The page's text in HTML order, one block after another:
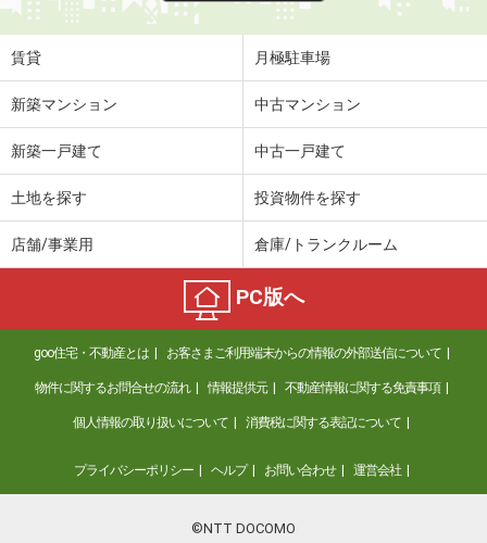
賃貸 月極駐車場
新築マンション 中古マンション
新築一戸建て 中古一戸建て
土地を探す 投資物件を探す
店舗/事業用 倉庫/トランクルーム
PC版へ
goo住宅・不動産とは お客さまご利用端末からの情報の外部送信について
物件に関するお問合せの流れ 情報提供元 不動産情報に関する免責事項
個人情報の取り扱いについて 消費税に関する表記について
プライバシーポリシー ヘルプ お問い合わせ 運営会社
©NTT DOCOMO